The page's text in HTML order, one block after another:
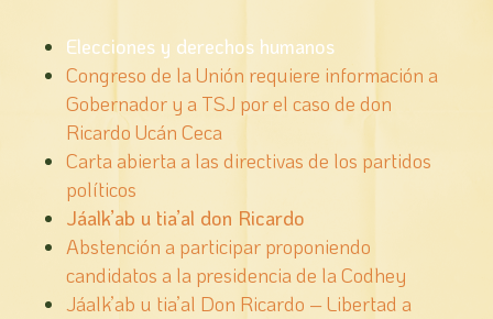
Elecciones y derechos humanos
Congreso de la Unión requiere información a
Gobernador y a TSJ por el caso de don
Ricardo Ucán Ceca
Carta abierta a las directivas de los partidos
polí­ticos
Jáalk’ab u tia’al don Ricardo
Abstención a participar proponiendo
candidatos a la presidencia de la Codhey
Jáalk’ab u tia’al Don Ricardo – Libertad a